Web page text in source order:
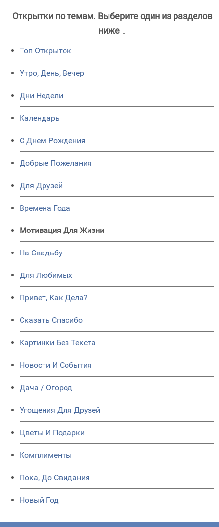
Открытки по темам. Выберите один из разделов
ниже ↓
Топ Открыток
Утро, День, Вечер
Дни Недели
Календарь
C Днем Рождения
Добрые Пожелания
Для Друзей
Времена Года
Мотивация Для Жизни
На Свадьбу
Для Любимых
Привет, Как Дела?
Сказать Спасибо
Картинки Без Текста
Новости И События
Дача / Огород
Угощения Для Друзей
Цветы И Подарки
Комплименты
Пока, До Свидания
Новый Год